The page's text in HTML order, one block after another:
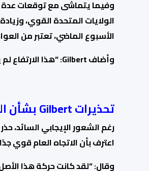
الأسبوع الماضي، تعتبر من
وأضاف Gilbert: “هذا الارتفاع لم يظهر بعد مستويات ‘النشوة’ التي شهدناها من قبل في الدورات السابقة.”
تحذيرات Gilbert بشأن السوق
اعترف بأن الاتجاه العام قوي
وقال: “لقد كانت حركة هذا